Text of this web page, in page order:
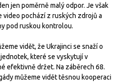
jen poměrně malý odpor. Je však
video pochází z ruských zdrojů a
pod ruskou kontrolou.
vidět, že Ukrajinci se snaží o
které se vyskytují v
efektivně držet. Na záběrech 68.
můžeme vidět těsnou kooperaci